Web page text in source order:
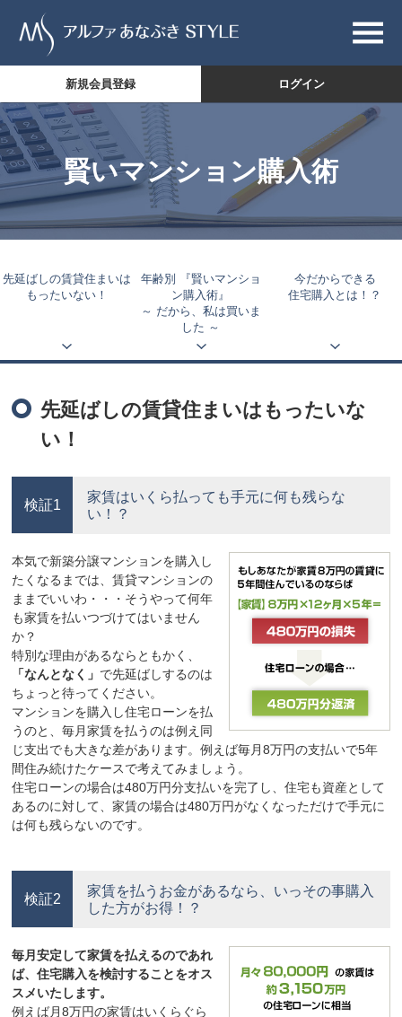
ログイン
新規会員登録
賢いマンション購入術
先延ばしの賃貸住まいは
もったいない！
年齢別 『賢いマンショ
ン購入術』
～ だから、私は買いま
した ～
今だからできる
住宅購入とは！？
先延ばしの賃貸住まいはもったいな
い！
検証1
家賃はいくら払っても手元に何も残らな
い！？
本気で新築分譲マンションを購入し
たくなるまでは、賃貸マンションの
ままでいいわ・・・そうやって何年
も家賃を払いつづけてはいません
か？
特別な理由があるならともかく、
「なんとなく」 で先延ばしするのは
ちょっと待ってください。
マンションを購入し住宅ローンを払
うのと、毎月家賃を払うのは例え同
じ支出でも大きな差があります。例えば毎月8万円の支払いで5年
間住み続けたケースで考えてみましょう。
住宅ローンの場合は480万円分支払いを完了し、住宅も資産として
あるのに対して、家賃の場合は480万円がなくなっただけで手元に
は何も残らないのです。
検証2
家賃を払うお金があるなら、いっその事購入
した方がお得！？
毎月安定して家賃を払えるのであれ
ば、住宅購入を検討することをオス
スメいたします。
例えば月8万円の家賃はいくらぐら